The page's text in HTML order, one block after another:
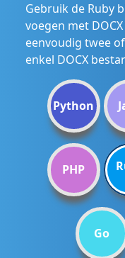
Gebruik de Ruby
voegen met
eenvoudig twee
enkel DOCX
Python
PHP
Go